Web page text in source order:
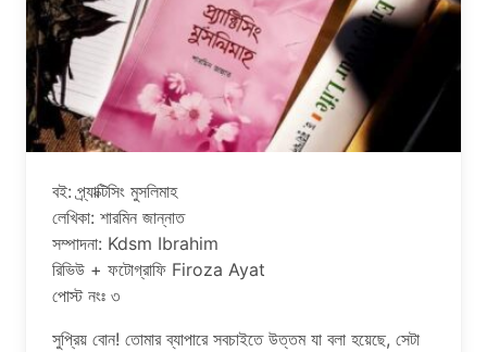
বই: প্র্যাক্টিসিং মুসলিমাহ
লেখিকা: শারমিন জান্নাত
সম্পাদনা: Kdsm Ibrahim
রিভিউ + ফটোগ্রাফি Firoza Ayat
পোস্ট নংঃ ৩
সুপ্রিয় বোন! তোমার ব্যাপারে সবচাইতে উত্তম যা বলা হয়েছে, সেটা